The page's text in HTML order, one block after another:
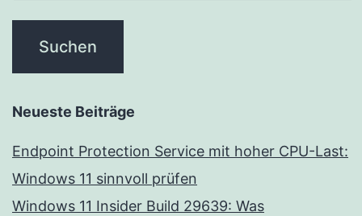
Neueste Beiträge
Endpoint Protection Service mit hoher CPU-Last:
Windows 11 sinnvoll prüfen
Windows 11 Insider Build 29639: Was